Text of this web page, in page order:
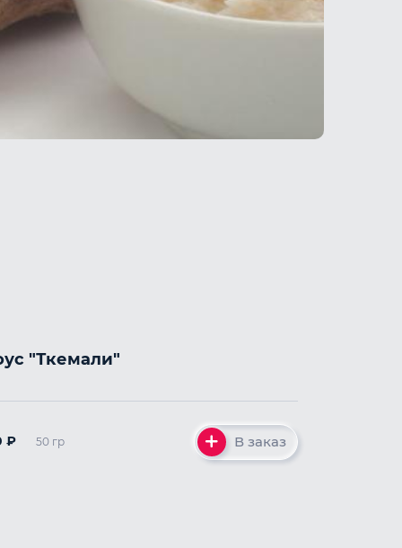
"Ткемали"
₽ 50 гр В заказ